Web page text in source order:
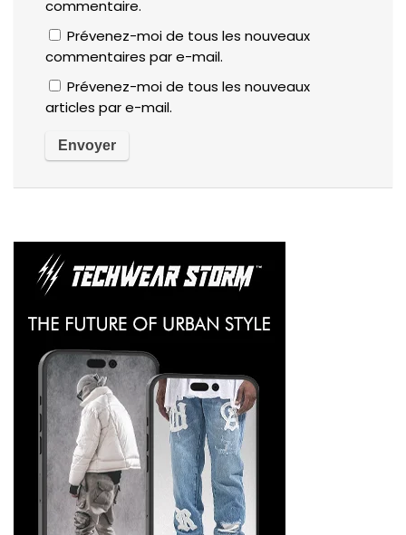
commentaire.
Prévenez-moi de tous les nouveaux
commentaires par e-mail.
Prévenez-moi de tous les nouveaux
articles par e-mail.